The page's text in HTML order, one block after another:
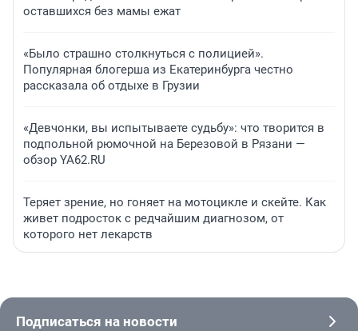
оставшихся без мамы ежат
«Было страшно столкнуться с полицией».
Популярная блогерша из Екатеринбурга честно
рассказала об отдыхе в Грузии
«Девчонки, вы испытываете судьбу»: что творится в
подпольной рюмочной на Березовой в Рязани —
обзор YA62.RU
Теряет зрение, но гоняет на мотоцикле и скейте. Как
живет подросток с редчайшим диагнозом, от
которого нет лекарств
Подписаться на новости